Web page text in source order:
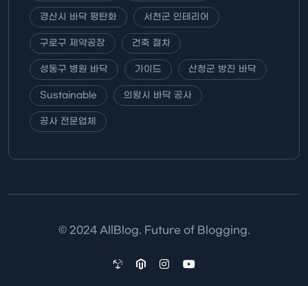
경산시 바닥 평탄화 서천군 인테리어
구로구 제약공장 건축 절차
성동구 병원 바닥 가이드 산청군 방진 바닥
Sustainable 의왕시 바닥 공사
공사 전문업체
© 2024 AllBlog. Future of Blogging.